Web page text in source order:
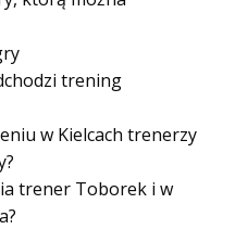
trening
w Kielcach trenerzy
trener Toborek i w